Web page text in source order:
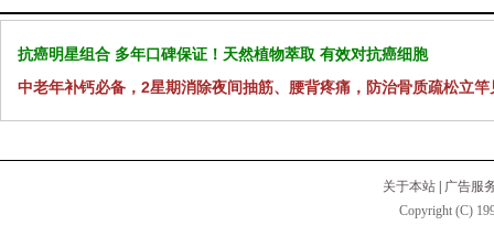
抗癌明星组合 多年口碑保证！天然植物萃取 有效对抗癌细胞
中老年补钙必备，2星期消除夜间抽筋、腰背疼痛，防治骨质疏松立竿
关于本站
广告服
Copyright (C)